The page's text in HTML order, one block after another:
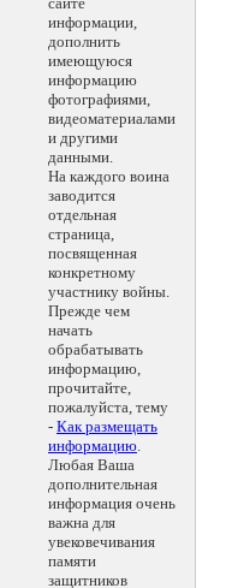
информации,
дополнить
имеющуюся
информацию
фотографиями,
видеоматериалами
и другими
данными.
На каждого воина
заводится
отдельная
страница,
посвященная
конкретному
участнику войны.
Прежде чем
начать
обрабатывать
информацию,
прочитайте,
пожалуйста, тему
- Как размещать
информацию.
Любая Ваша
дополнительная
информация очень
важна для
увековечивания
памяти
защитников